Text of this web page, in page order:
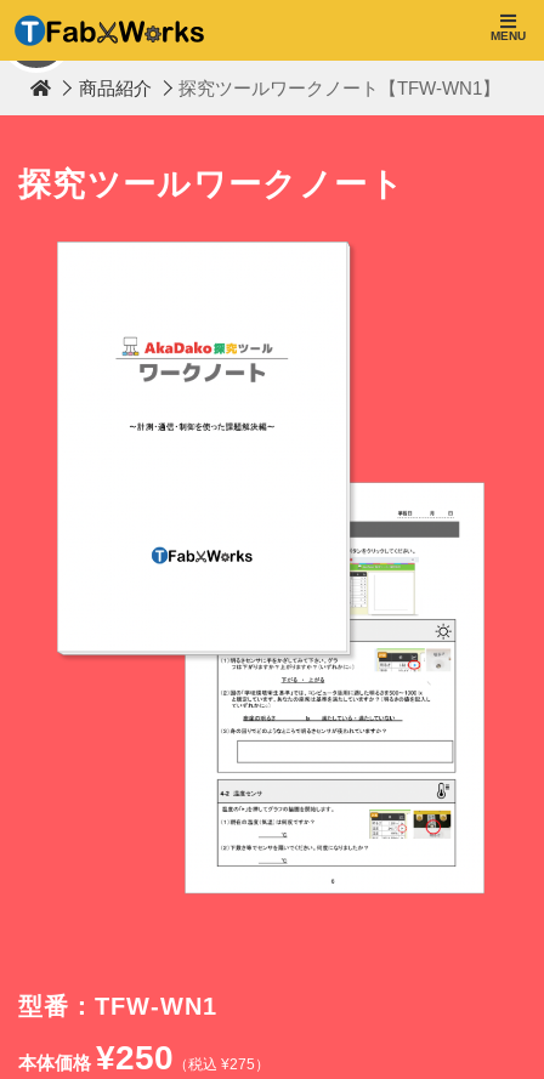
TOP
a
W
o
MENU
商品紹介 探究ツールワークノート【TFW-WN1】
探究ツールワークノート
型番：TFW-WN1
本体価格 ¥250 （税込 ¥275）